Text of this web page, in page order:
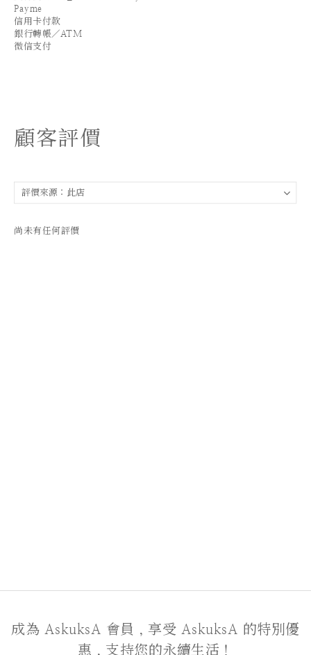
Payme
信用卡付款
銀行轉帳／ATM
微信支付
顧客評價
尚未有任何評價
成為 AskuksA 會員，享受 AskuksA 的特別優
惠，支持您的永續生活！